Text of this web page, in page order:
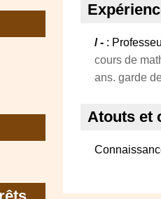
/ - :
cours de
ans. garde
Atouts et